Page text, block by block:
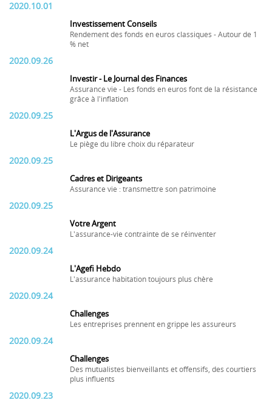
2020.10.01
Investissement Conseils
Rendement des fonds en euros classiques - Autour de 1
% net
2020.09.26
Investir - Le Journal des Finances
Assurance vie - Les fonds en euros font de la résistance
grâce à l'inflation
2020.09.25
L'Argus de l'Assurance
Le piège du libre choix du réparateur
2020.09.25
Cadres et Dirigeants
Assurance vie : transmettre son patrimoine
2020.09.25
Votre Argent
L'assurance-vie contrainte de se réinventer
2020.09.24
L'Agefi Hebdo
L'assurance habitation toujours plus chère
2020.09.24
Challenges
Les entreprises prennent en grippe les assureurs
2020.09.24
Challenges
Des mutualistes bienveillants et offensifs, des courtiers
plus influents
2020.09.23